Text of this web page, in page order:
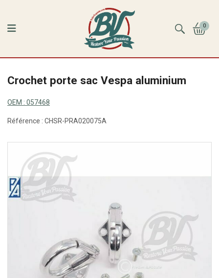
0
Crochet porte sac Vespa aluminium
OEM : 057468
Référence : CHSR-PRA020075A